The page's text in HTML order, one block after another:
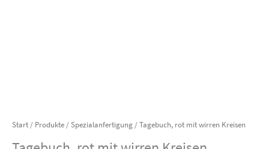
Start / Produkte /Spezialanfertigung / Tagebuch, rot mit wirren Kreisen